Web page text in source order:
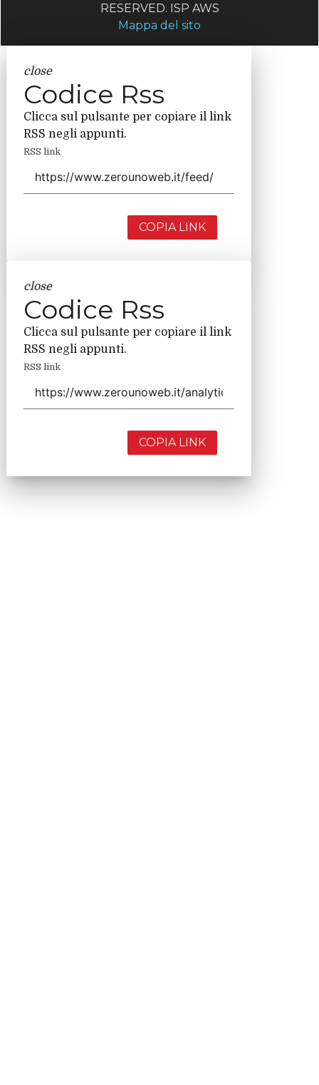
RESERVED. ISP AWS
Mappa del sito
close
Codice Rss
Clicca sul pulsante per copiare il link
RSS negli appunti.
RSS link
COPIA LINK
close
Codice Rss
Clicca sul pulsante per copiare il link
RSS negli appunti.
RSS link
COPIA LINK